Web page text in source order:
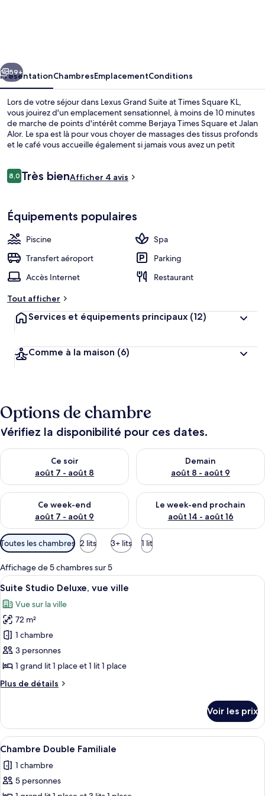
Times
Square
KL
Suivant
59+
PrésentationChambresEmplacementConditions
Lors de votre séjour dans Lexus Grand Suite at Times Square KL,
vous jouirez d'un emplacement sensationnel, à moins de 10 minutes
de marche de points d'intérêt comme Berjaya Times Square et Jalan
Alor. Le spa est là pour vous choyer de massages des tissus profonds
et le café vous accueille également si jamais vous avez un petit
réfrigérateur et un micro-ondes. Quelques minutes de marche
à 7 min à pied.
Avis
voyageurs
8,08,0 sur 10
Très bienAfficher 4 avis
Équipements populaires
Piscine
Spa
Transfert aéroport
Parking
Accès Internet
Restaurant
Tout afficher
Services et équipements principaux (12)
Comme à la maison (6)
Options de chambre
Vérifiez la disponibilité pour ces dates.
Ce soir
août 7 - août 8
Vérifier la disponibilité pour ce soir août 7 - août 8
Demain
août 8 - août 9
Vérifier la disponibilité pour
Ce week-end
août 7 - août 9
Vérifier la disponibilité pour ce week-end août 7 - août 9
Le week-end prochain
août 14 - août 16
Vérifier la disponibilité pour
Filtres
disponibles
pour
les
chambres
Toutes les chambres 2 lits 3+ lits 1 lit
Affichage de 5 chambres sur 5
Afficher
toutes
les
photos
pour
ce
type
chambre :
Deluxe,
vue
ville
Baignoire et douche séparées,
14
Suite Studio Deluxe, vue ville
Vue sur la ville
72 m²
1 chambre
3 personnes
1 grand lit 1 place et 1 lit 1 place
Plus de détails
Plus
le
type
de
Suite
Studio
Voir les prix
Afficher
toutes
les
photos
Chambre Double Familiale | Draps
13
Chambre Double Familiale
1 chambre
5 personnes